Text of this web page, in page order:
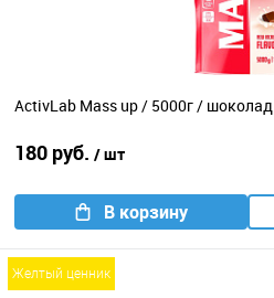
ActivLab Mass up / 5000г / шоколад
180 руб. / шт
В корзину
желтый ценник